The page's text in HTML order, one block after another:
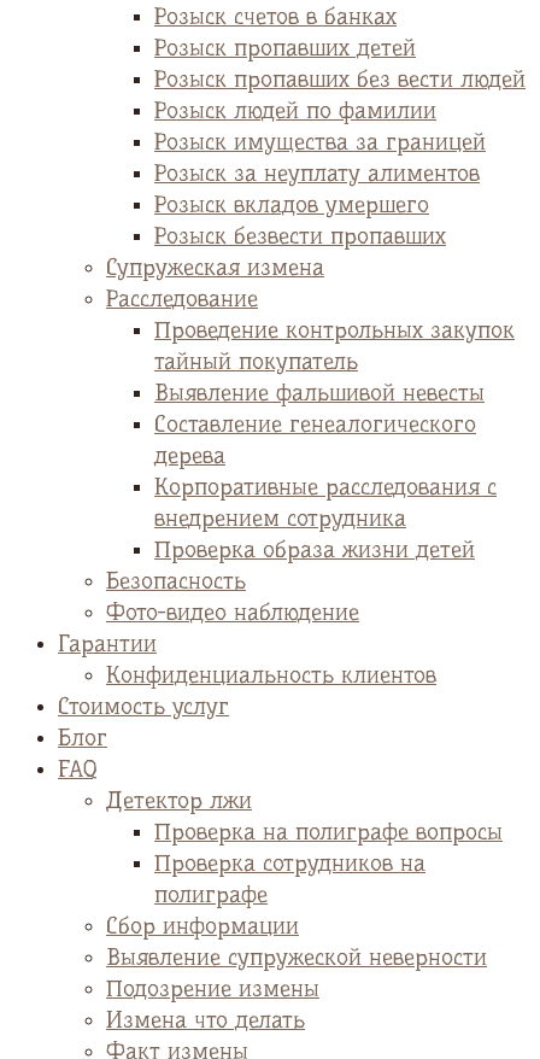
Розыск счетов в банках
Розыск пропавших детей
Розыск пропавших без вести людей
Розыск людей по фамилии
Розыск имущества за границей
Розыск за неуплату алиментов
Розыск вкладов умершего
Розыск безвести пропавших
Супружеская измена
Расследование
Проведение контрольных закупок
тайный покупатель
Выявление фальшивой невесты
Cоставление генеалогического
дерева
Корпоративные расследования с
внедрением сотрудника
Проверка образа жизни детей
Безопасность
Фото-видео наблюдение
Гарантии
Конфиденциальность клиентов
Стоимость услуг
Блог
FAQ
Детектор лжи
Проверка на полиграфе вопросы
Проверка сотрудников на
полиграфе
Сбор информации
Выявление супружеской неверности
Подозрение измены
Измена что делать
Факт измены